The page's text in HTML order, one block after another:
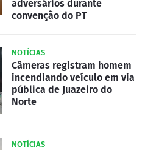
adversários durante
convenção do PT
NOTÍCIAS
Câmeras registram homem
incendiando veículo em via
pública de Juazeiro do
Norte
NOTÍCIAS